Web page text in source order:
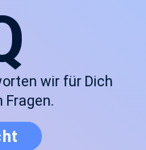
wir für Dich